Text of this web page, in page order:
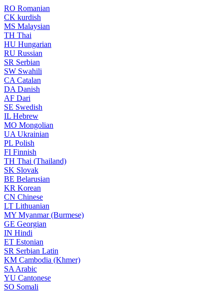
RO Romanian
CK kurdish
MS Malaysian
TH Thai
HU Hungarian
RU Russian
SR Serbian
SW Swahili
CA Catalan
DA Danish
AF Dari
SE Swedish
IL Hebrew
MO Mongolian
UA Ukrainian
PL Polish
FI Finnish
TH Thai (Thailand)
SK Slovak
BE Belarusian
KR Korean
CN Chinese
LT Lithuanian
MY Myanmar (Burmese)
GE Georgian
IN Hindi
ET Estonian
SR Serbian Latin
KM Cambodia (Khmer)
SA Arabic
YU Cantonese
SO Somali